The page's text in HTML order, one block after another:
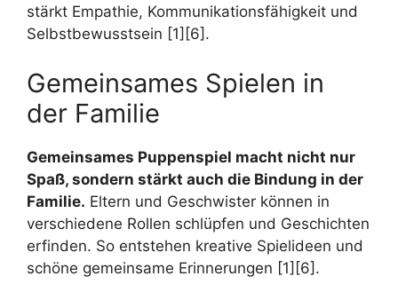
stärkt Empathie, Kommunikationsfähigkeit und
Selbstbewusstsein [1][6].
Gemeinsames Spielen in
der Familie
Gemeinsames Puppenspiel macht nicht nur
Spaß, sondern stärkt auch die Bindung in der
Familie. Eltern und Geschwister können in
verschiedene Rollen schlüpfen und Geschichten
erfinden. So entstehen kreative Spielideen und
schöne gemeinsame Erinnerungen [1][6].